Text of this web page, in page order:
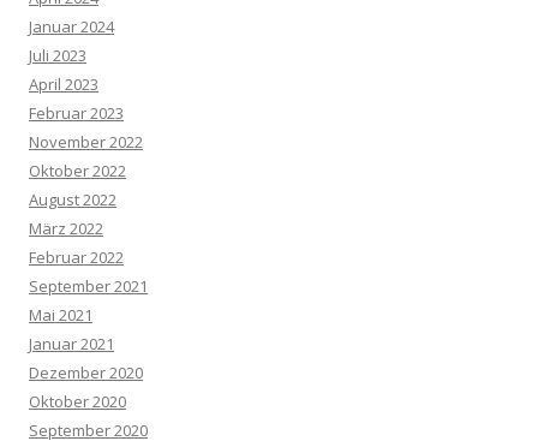
Januar 2024
Juli 2023
April 2023
Februar 2023
November 2022
Oktober 2022
August 2022
März 2022
Februar 2022
September 2021
Mai 2021
Januar 2021
Dezember 2020
Oktober 2020
September 2020